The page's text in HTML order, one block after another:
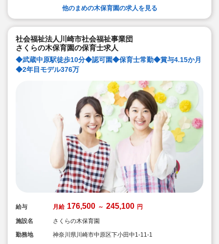
他のまめの木保育園の求人を見る
社会福祉法人川崎市社会福祉事業団
さくらの木保育園の保育士求人
◆武蔵中原駅徒歩10分◆認可園◆保育士常勤◆賞与4.15か月
◆2年目モデル376万
給与 月給 176,500 ～ 245,100 円
施設名
さくらの木保育園
勤務地
神奈川県川崎市中原区下小田中1-11-1